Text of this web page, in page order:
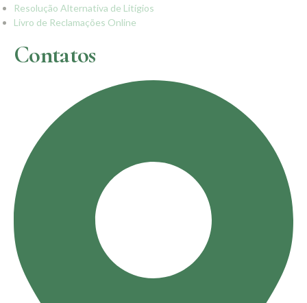
Resolução Alternativa de Litígios
Livro de Reclamações Online
Contatos